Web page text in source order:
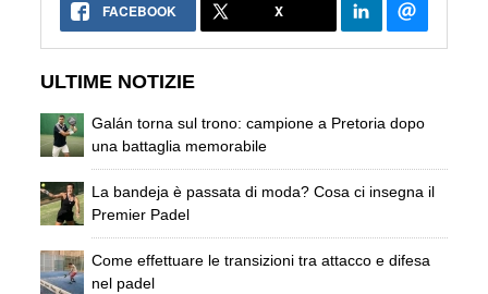
FACEBOOK X
ULTIME NOTIZIE
Galán torna sul trono: campione a Pretoria dopo
una battaglia memorabile
La bandeja è passata di moda? Cosa ci insegna il
Premier Padel
Come effettuare le transizioni tra attacco e difesa
nel padel